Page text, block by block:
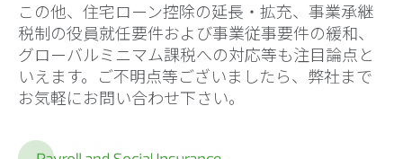
この他、住宅ローン控除の延長・拡充、事業承継
税制の役員就任要件および事業従事要件の緩和、
グローバルミニマム課税への対応等も注目論点と
いえます。ご不明点等ございましたら、弊社まで
お気軽にお問い合わせ下さい。